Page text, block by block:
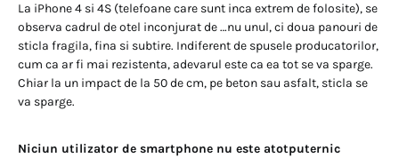
La iPhone 4 si 4S (telefoane care sunt inca extrem de folosite), se
observa cadrul de otel inconjurat de …nu unul, ci doua panouri de
sticla fragila, fina si subtire. Indiferent de spusele producatorilor,
cum ca ar fi mai rezistenta, adevarul este ca ea tot se va sparge.
Chiar la un impact de la 50 de cm, pe beton sau asfalt, sticla se
va sparge.
Niciun utilizator de smartphone nu este atotputernic